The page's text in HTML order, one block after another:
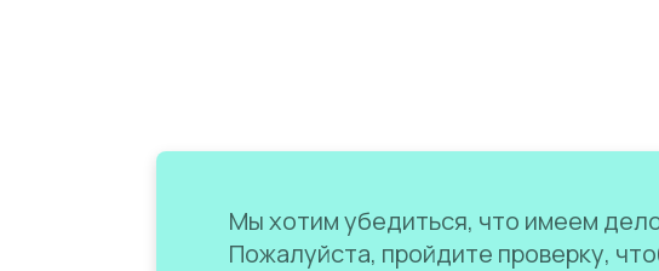
Мы хотим убедиться, что имеем
Пожалуйста, пройдите проверку,